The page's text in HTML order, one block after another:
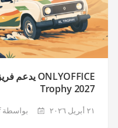
Trophy 2027
٢١ أبريل ٢٠٢٦ بواسطة Moncif